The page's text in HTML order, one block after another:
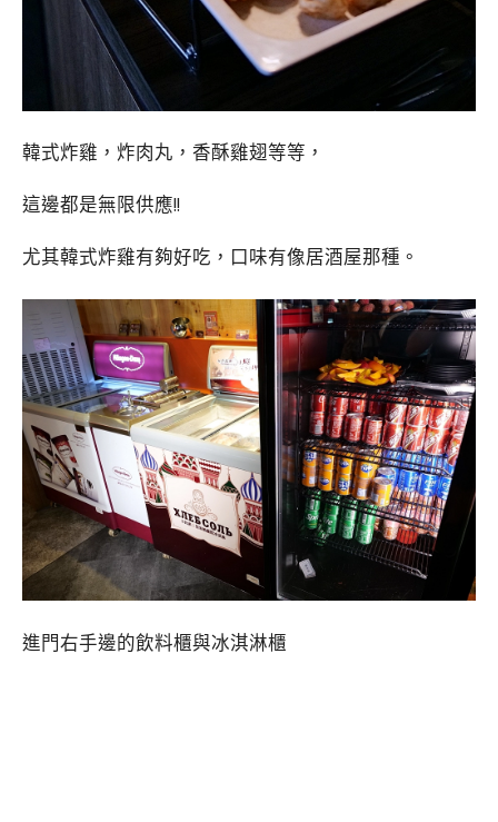
韓式炸雞，炸肉丸，香酥雞翅等等，
這邊都是無限供應!!
尤其韓式炸雞有夠好吃，口味有像居酒屋那種。
進門右手邊的飲料櫃與冰淇淋櫃